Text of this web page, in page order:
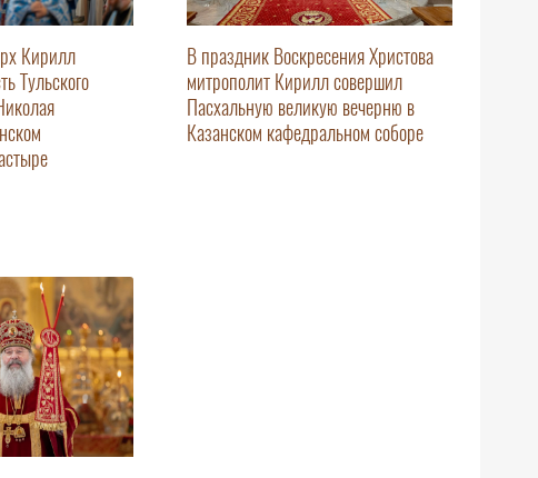
Кирилл
Тульского
В праздник Воскресения Христова
митрополит Кирилл совершил
Пасхальную великую вечерню в
Казанском кафедральном соборе